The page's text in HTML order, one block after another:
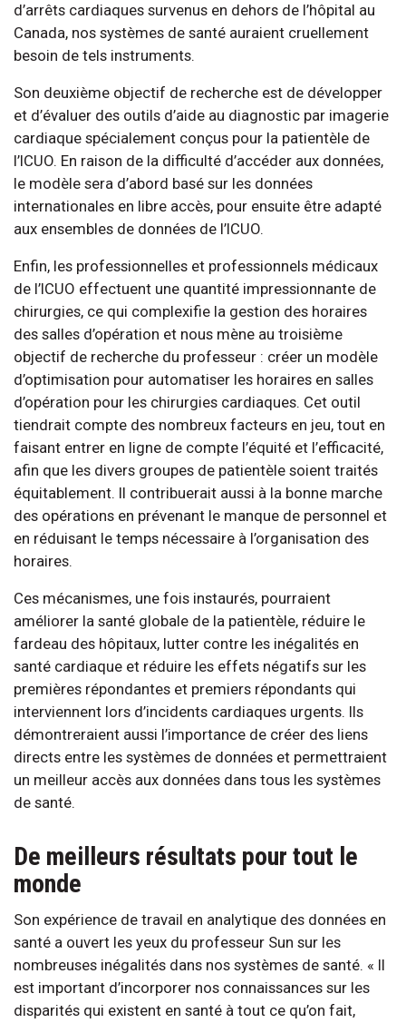
d’arrêts cardiaques survenus en dehors de l’hôpital au
Canada, nos systèmes de santé auraient cruellement
besoin de tels instruments.
Son deuxième objectif de recherche est de développer
et d’évaluer des outils d’aide au diagnostic par imagerie
cardiaque spécialement conçus pour la patientèle de
l’ICUO. En raison de la difficulté d’accéder aux données,
le modèle sera d’abord basé sur les données
internationales en libre accès, pour ensuite être adapté
aux ensembles de données de l’ICUO.
Enfin, les professionnelles et professionnels médicaux
de l’ICUO effectuent une quantité impressionnante de
chirurgies, ce qui complexifie la gestion des horaires
des salles d’opération et nous mène au troisième
objectif de recherche du professeur : créer un modèle
d’optimisation pour automatiser les horaires en salles
d’opération pour les chirurgies cardiaques. Cet outil
tiendrait compte des nombreux facteurs en jeu, tout en
faisant entrer en ligne de compte l’équité et l’efficacité,
afin que les divers groupes de patientèle soient traités
équitablement. Il contribuerait aussi à la bonne marche
des opérations en prévenant le manque de personnel et
en réduisant le temps nécessaire à l’organisation des
horaires.
Ces mécanismes, une fois instaurés, pourraient
améliorer la santé globale de la patientèle, réduire le
fardeau des hôpitaux, lutter contre les inégalités en
santé cardiaque et réduire les effets négatifs sur les
premières répondantes et premiers répondants qui
interviennent lors d’incidents cardiaques urgents. Ils
démontreraient aussi l’importance de créer des liens
directs entre les systèmes de données et permettraient
un meilleur accès aux données dans tous les systèmes
de santé.
De meilleurs résultats pour tout le
monde
Son expérience de travail en analytique des données en
santé a ouvert les yeux du professeur Sun sur les
nombreuses inégalités dans nos systèmes de santé. « Il
est important d’incorporer nos connaissances sur les
disparités qui existent en santé à tout ce qu’on fait,